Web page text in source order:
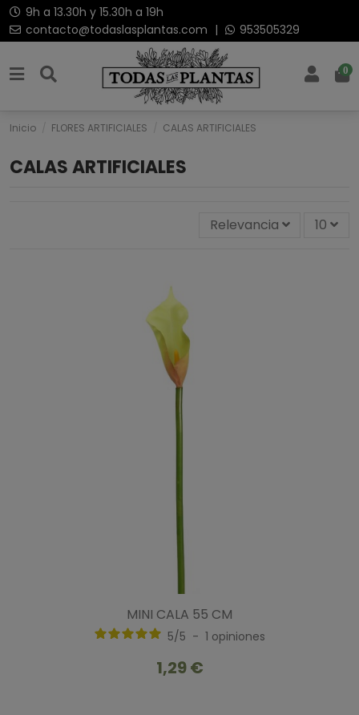
9h a 13.30h y 15.30h a 19h
contacto@todaslasplantas.com | 953505329
0
Inicio FLORES ARTIFICIALES CALAS ARTIFICIALES
CALAS ARTIFICIALES
Relevancia 10
MINI CALA 55 CM
5/5 - 1 opiniones
1,29 €